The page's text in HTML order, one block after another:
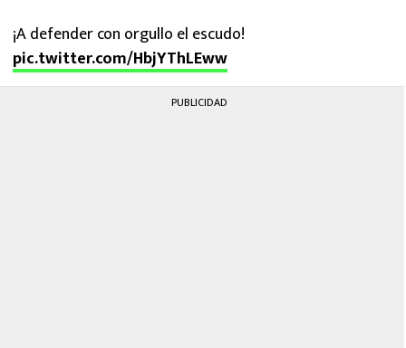
¡A defender con orgullo el escudo!
pic.twitter.com/HbjYThLEww
PUBLICIDAD